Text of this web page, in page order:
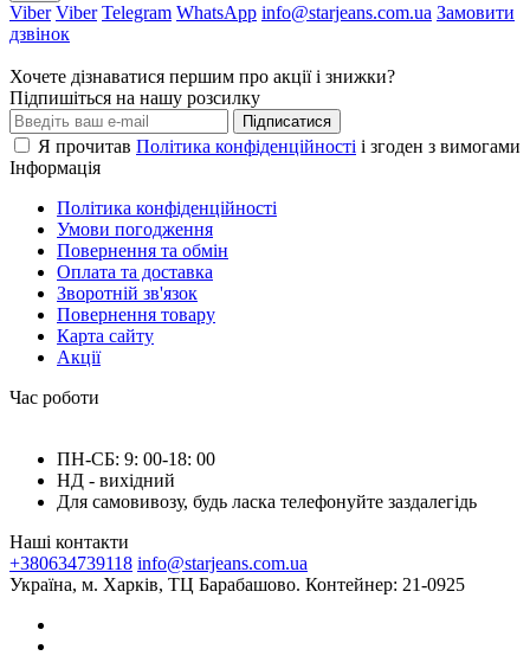
Viber Viber Telegram WhatsApp info@starjeans.com.ua Замовити
дзвінок
Хочете дізнаватися першим про акції і знижки?
Підпишіться на нашу розсилку
Підписатися
Я прочитав Політика конфіденційності і згоден з вимогами
Інформація
Політика конфіденційності
Умови погодження
Повернення та обмін
Оплата та доставка
Зворотній зв'язок
Повернення товару
Карта сайту
Акції
Час роботи
ПН-СБ: 9: 00-18: 00
НД - вихідний
Для самовивозу, будь ласка телефонуйте заздалегідь
Наші контакти
+380634739118 info@starjeans.com.ua
Україна, м. Харків, ТЦ Барабашово. Контейнер: 21-0925